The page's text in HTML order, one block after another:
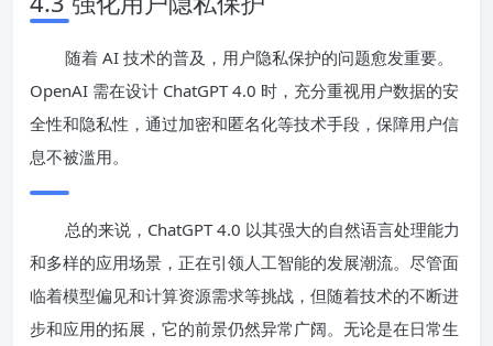
随着 AI 技术的普及，用户隐私保护的问题愈发重要。
OpenAI 需在设计 ChatGPT 4.0 时，充分重视用户数据的安
全性和隐私性，通过加密和匿名化等技术手段，保障用户信
息不被滥用。
总的来说，ChatGPT 4.0 以其强大的自然语言处理能力
和多样的应用场景，正在引领人工智能的发展潮流。尽管面
临着模型偏见和计算资源需求等挑战，但随着技术的不断进
步和应用的拓展，它的前景仍然异常广阔。无论是在日常生